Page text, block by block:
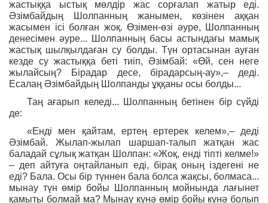
жастыққа ыстық мөлдір жас сорғалап жатыр еді.
Әзімбайдың Шолпанның жанымен, көзінен аққан
жасымен ісі болған жоқ. Өзімен-өзі әуре, Шолпанның
денесімен әуре... Шолпанның басы астындағы мамық
жастық шылқылдаған су болды. Түн ортасынан ауған
кезде су жастыққа беті тиіп, Әзімбай: «Өй, сен неге
жылайсың? Бірадар десе, бірадарсың-ау»,– деді.
Есалаң Әзімбайдың Шолпанды ұққаны осы болды...
Таң ағарып келеді... Шолпанның бетінен бір сүйді
де:
«Енді мен қайтам, ертең ертерек келем»,– деді
Әзімбай. Жылап-жылап шаршап-талып жатқан жас
баладай сұлық жатқан Шолпан: «Жоқ, енді тіпті келме!»
– деп айтуға оңтайланып еді, бірақ оның іздегені не
еді? Бала. Осы бір түннен бала болса жақсы, болмаса...
мынау түн өмір бойы Шолпанның мойнында лағынет
қамыты болмай ма? Мынау күнә өмір бойы күнә болып